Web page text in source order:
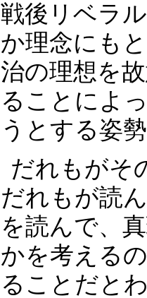
戦後リベラ
か理念にも
治の理想を
ることによ
うとする姿
だれもがそ
だれもが読
を読んで、
かを考える
ることだと